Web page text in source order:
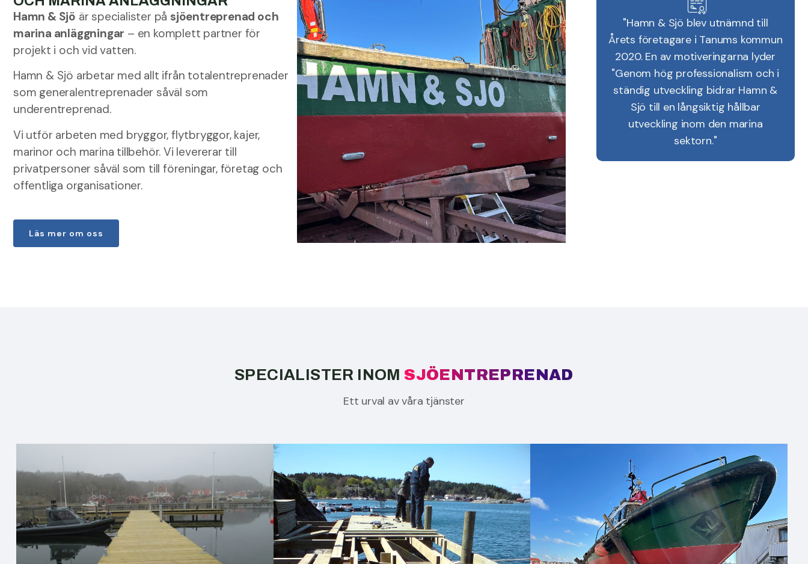
Hamn & Sjö är specialister på sjöentreprenad och
marina anläggningar – en komplett partner för
projekt i och vid vatten.
Hamn & Sjö arbetar med allt ifrån totalentreprenader
som generalentreprenader såväl som
underentreprenad.
Vi utför arbeten med bryggor, flytbryggor, kajer,
marinor och marina tillbehör. Vi levererar till
privatpersoner såväl som till föreningar, företag och
offentliga organisationer.
Läs mer om oss
"Hamn & Sjö blev utnämnd till
Årets företagare i Tanums kommun
2020. En av motiveringarna lyder
"Genom hög professionalism och i
ständig utveckling bidrar Hamn &
Sjö till en långsiktig hållbar
utveckling inom den marina
sektorn."
SPECIALISTER INOMDYKNING
Ett urval av våra tjänster